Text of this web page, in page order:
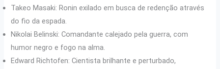
Takeo Masaki: Ronin exilado em busca de redenção através
do fio da espada.
Nikolai Belinski: Comandante calejado pela guerra, com
humor negro e fogo na alma.
Edward Richtofen: Cientista brilhante e perturbado,